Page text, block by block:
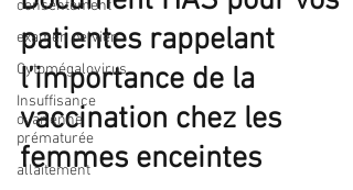
consentement
examen pelvien
Cytomégalovirus
Insuffisance
ovarienne
prématurée
allaitement
patientes rappelant
l’importance de la
vaccination chez les
femmes enceintes